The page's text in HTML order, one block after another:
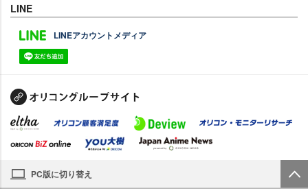
LINE
LINEアカウントメディア
PC版に切り替え